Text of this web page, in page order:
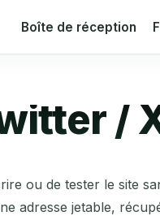
Boîte de réception
/
ou de tester le site
adresse jetable,